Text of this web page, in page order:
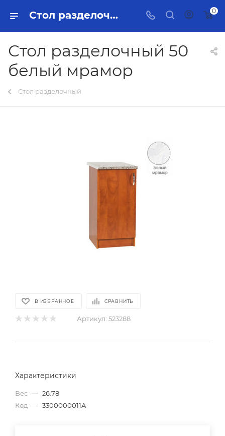
Стол разделочный 50 белый мрамор Тольятти - купить в интернет-магазине, каталог с ценами и характеристиками 0
Стол разделочный 50
белый мрамор
Стол разделочный
В ИЗБРАННОЕ СРАВНИТЬ
Артикул: 523288
Характеристики
Вес — 26.78
Код — 3300000011А